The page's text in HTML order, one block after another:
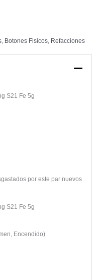
, Botones Fisicos, Refacciones
S21 Fe 5g
por este par nuevos
S21 Fe 5g
Encendido)